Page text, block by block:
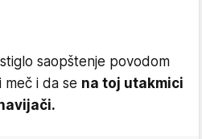
saopštenje povodom
meč i da se na toj utakmici